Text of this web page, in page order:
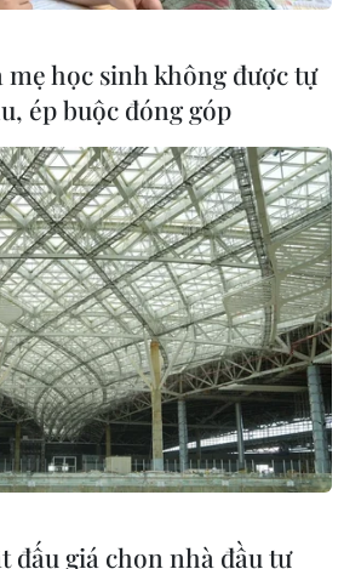
“đan kết” tình
Nam-Thái Lan
Bắc Ninh:
văn hóa du lịch
Lan dự khai
quan hệ ngoại
Lan
mẹ học sinh không được tự
ép buộc đóng góp
đấu giá chọn nhà đầu tư